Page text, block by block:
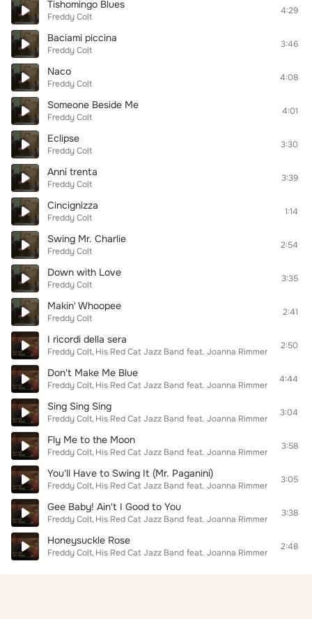
Tishomingo Blues
Freddy Colt
4:29
Baciami piccina
Freddy Colt
3:46
Naco
Freddy Colt
4:08
Someone Beside Me
Freddy Colt
4:01
Eclipse
Freddy Colt
3:30
Anni trenta
Freddy Colt
3:39
Cincignizza
Freddy Colt
1:14
Swing Mr. Charlie
Freddy Colt
2:54
Down with Love
Freddy Colt
3:35
Makin' Whoopee
Freddy Colt
2:41
I ricordi della sera
Freddy Colt His Red Cat Jazz Band feat. Joanna Rimmer
2:50
Don't Make Me Blue
Freddy Colt His Red Cat Jazz Band feat. Joanna Rimmer
4:44
Sing Sing Sing
Freddy Colt His Red Cat Jazz Band feat. Joanna Rimmer
3:04
Fly Me to the Moon
Freddy Colt His Red Cat Jazz Band feat. Joanna Rimmer
3:58
You'll Have to Swing It (Mr. Paganini)
Freddy Colt His Red Cat Jazz Band feat. Joanna Rimmer
3:05
Gee Baby! Ain't I Good to You
Freddy Colt His Red Cat Jazz Band feat. Joanna Rimmer
3:38
Honeysuckle Rose
Freddy Colt His Red Cat Jazz Band feat. Joanna Rimmer
2:48